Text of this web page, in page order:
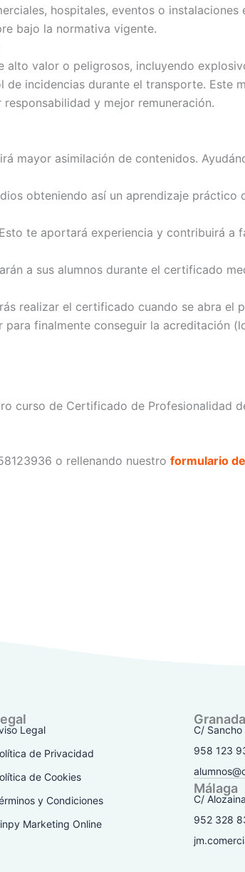
hospitales, eventos o instalaciones
bajo la normativa vigente.
valor o peligrosos, incluyendo
incidencias durante el transporte. Este
y mejor remuneración.
mayor asimilación de contenidos.
obteniendo así un aprendizaje práctico
te aportará experiencia y contribuirá a
a sus alumnos durante el certificado
realizar el certificado cuando se abra el
finalmente conseguir la acreditación
curso de Certificado de Profesionalidad
o rellenando nuestro formulario
Legal
de Privacidad
de Cookies
y Condiciones
Marketing Online
Granada
C/
958 123
Málaga
C/
952 328